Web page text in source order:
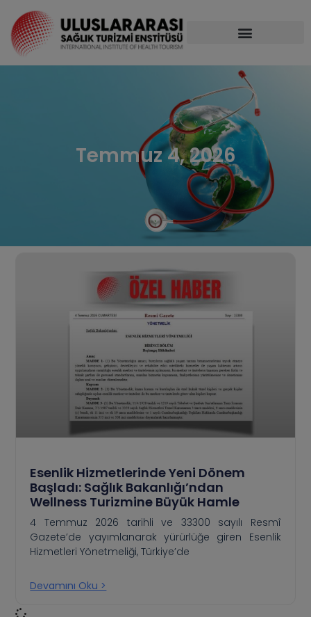
Temmuz 4, 2026
Esenlik Hizmetlerinde Yeni Dönem
Başladı: Sağlık Bakanlığı’ndan
Wellness Turizmine Büyük Hamle
4 Temmuz 2026 tarihli ve 33300 sayılı Resmî
Gazete’de yayımlanarak yürürlüğe giren Esenlik
Hizmetleri Yönetmeliği, Türkiye’de
Devamını Oku >